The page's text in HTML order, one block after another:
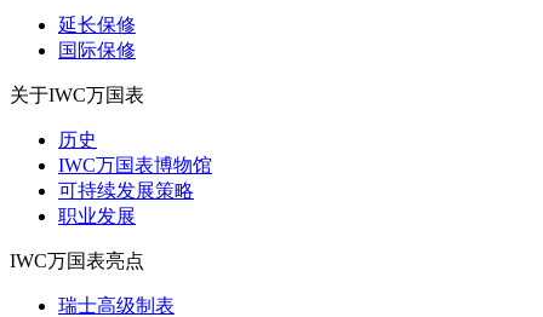
延长保修
国际保修
关于IWC万国表
历史
IWC万国表博物馆
可持续发展策略
职业发展
IWC万国表亮点
瑞士高级制表